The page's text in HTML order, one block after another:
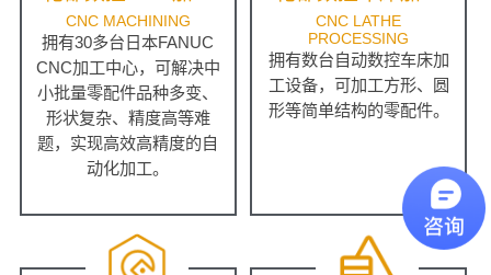
CNC MACHINING
拥有30多台日本FANUC
CNC加工中心，可解决中
小批量零配件品种多变、
形状复杂、精度高等难
题，实现高效高精度的自
动化加工。
CNC LATHE
PROCESSING
拥有数台自动数控车床加
工设备，可加工方形、圆
形等简单结构的零配件。